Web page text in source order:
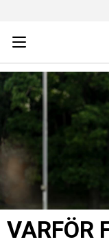
VARFÖR